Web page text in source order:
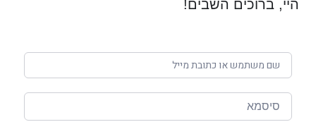
היי, ברוכים השבים!